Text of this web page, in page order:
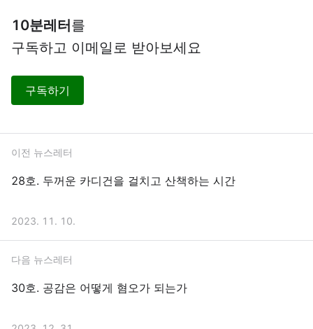
10분레터를
구독하고 이메일로 받아보세요
구독하기
이전 뉴스레터
28호. 두꺼운 카디건을 걸치고 산책하는 시간
2023. 11. 10.
다음 뉴스레터
30호. 공감은 어떻게 혐오가 되는가